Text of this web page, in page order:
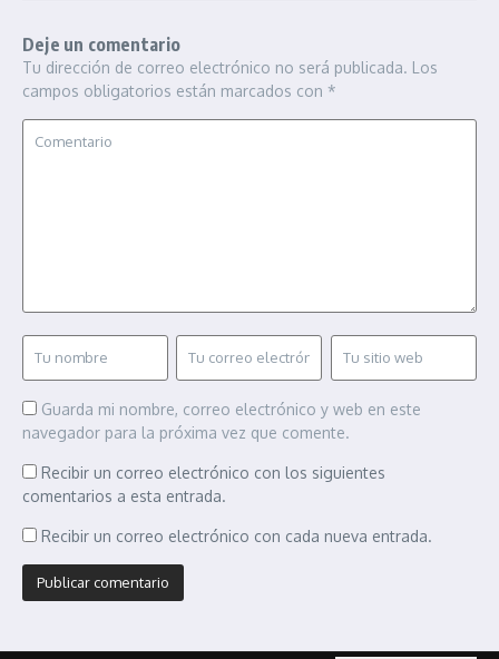
Deje un comentario
Tu dirección de correo electrónico no será publicada. Los
campos obligatorios están marcados con *
Guarda mi nombre, correo electrónico y web en este
navegador para la próxima vez que comente.
Recibir un correo electrónico con los siguientes
comentarios a esta entrada.
Recibir un correo electrónico con cada nueva entrada.